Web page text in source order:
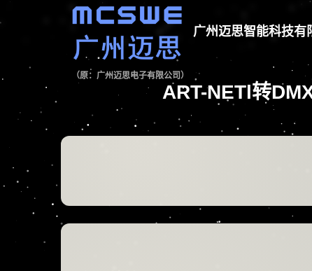
广州迈思智能科技有
（原：广州迈思电子有限公司）
ART-NETl转